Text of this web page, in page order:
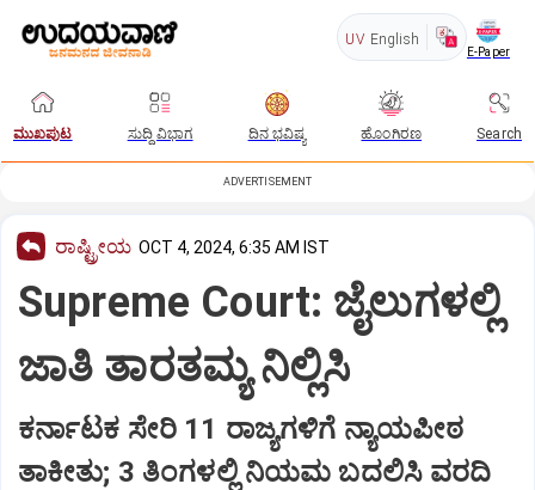
UV English
E-Paper
ಮುಖಪುಟ ಸುದ್ದಿ ವಿಭಾಗ ದಿನ ಭವಿಷ್ಯ ಹೊಂಗಿರಣ Search
ADVERTISEMENT
ರಾಷ್ಟ್ರೀಯ OCT 4, 2024, 6:35 AM IST
Supreme Court: ಜೈಲುಗಳಲ್ಲಿ
ಜಾತಿ ತಾರತಮ್ಯ ನಿಲ್ಲಿಸಿ
ಕರ್ನಾಟಕ ಸೇರಿ 11 ರಾಜ್ಯಗಳಿಗೆ ನ್ಯಾಯಪೀಠ
ತಾಕೀತು; 3 ತಿಂಗಳಲ್ಲಿ ನಿಯಮ ಬದಲಿಸಿ ವರದಿ